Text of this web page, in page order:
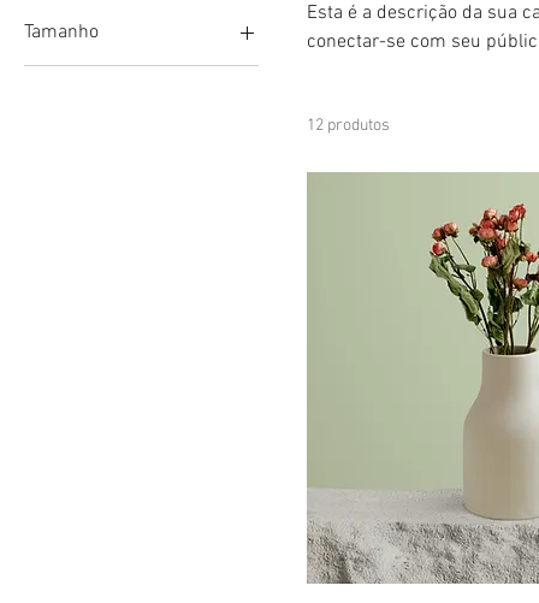
Tamanho
250 ml
Esta é a descrição da sua
conectar-se com seu
12 produtos